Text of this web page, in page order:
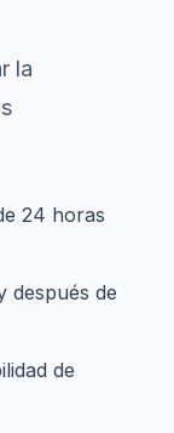
la
24 horas
después de
de